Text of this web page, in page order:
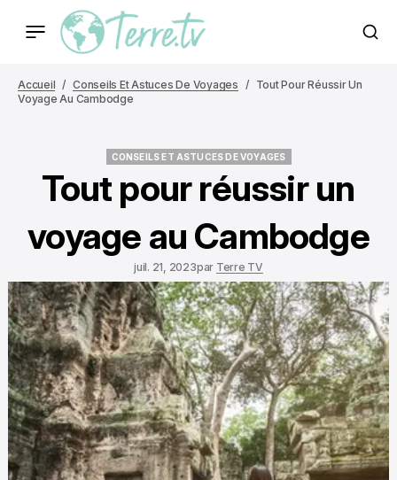
Accueil Conseils Et Astuces De Voyages
Tout Pour Réussir Un
Voyage Au Cambodge
CONSEILS ET ASTUCES DE VOYAGES
Tout pour réussir un
voyage au Cambodge
juil. 21, 2023par Terre TV